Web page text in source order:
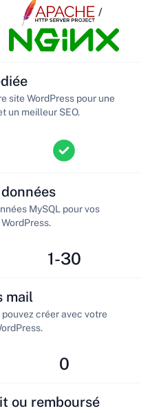
/
site WordPress pour une
un meilleur SEO.
MySQL pour vos
1-30
mail
créer avec votre
0
ou remboursé